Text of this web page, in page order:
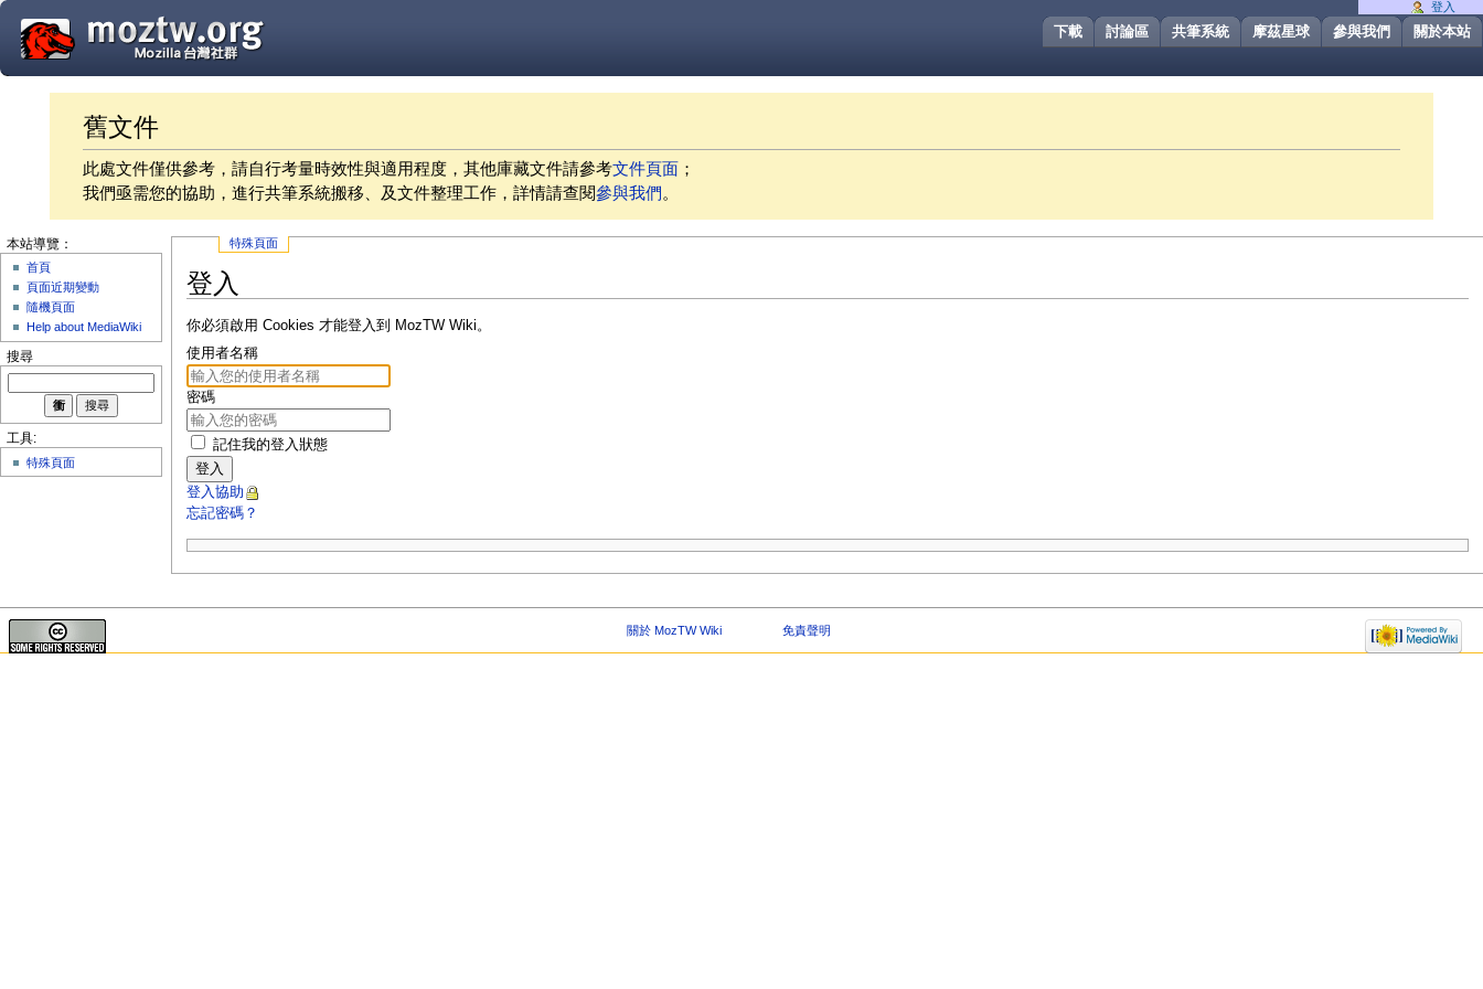
關於本站
參與我們
摩茲星球
共筆系統
討論區
下載
舊文件
此處文件僅供參考，請自行考量時效性與適用程度，其他庫藏文件請參考文件頁面 ；
我們亟需您的協助，進行共筆系統搬移、及文件整理工作，詳情請查閱參與我們。
特殊頁面
登入
你必須啟用 Cookies 才能登入到 MozTW Wiki。
使用者名稱
密碼
記住我的登入狀態
登入
登入協助
忘記密碼？
登入
本站導覽：
首頁
頁面近期變動
隨機頁面
Help about MediaWiki
搜尋
工具:
特殊頁面
關於 MozTW Wiki 免責聲明